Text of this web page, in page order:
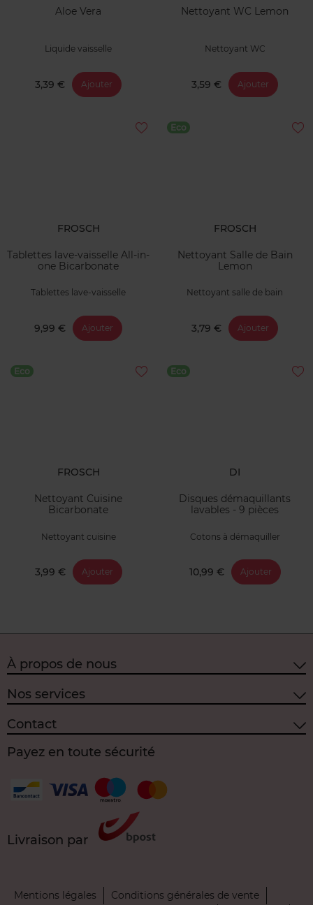
Aloe Vera
Liquide vaisselle
3,39 € Ajouter
Nettoyant WC Lemon
Nettoyant WC
3,59 € Ajouter
FROSCH
Tablettes lave-vaisselle All-in-
one Bicarbonate
Tablettes lave-vaisselle
9,99 € Ajouter
Eco
FROSCH
Nettoyant Salle de Bain
Lemon
Nettoyant salle de bain
3,79 € Ajouter
Eco
FROSCH
Nettoyant Cuisine
Bicarbonate
Nettoyant cuisine
3,99 € Ajouter
Eco
DI
Disques démaquillants
lavables - 9 pièces
Cotons à démaquiller
10,99 € Ajouter
À propos de nous
Nos services
Contact
Payez en toute sécurité
Livraison par
Mentions légales Conditions générales de vente